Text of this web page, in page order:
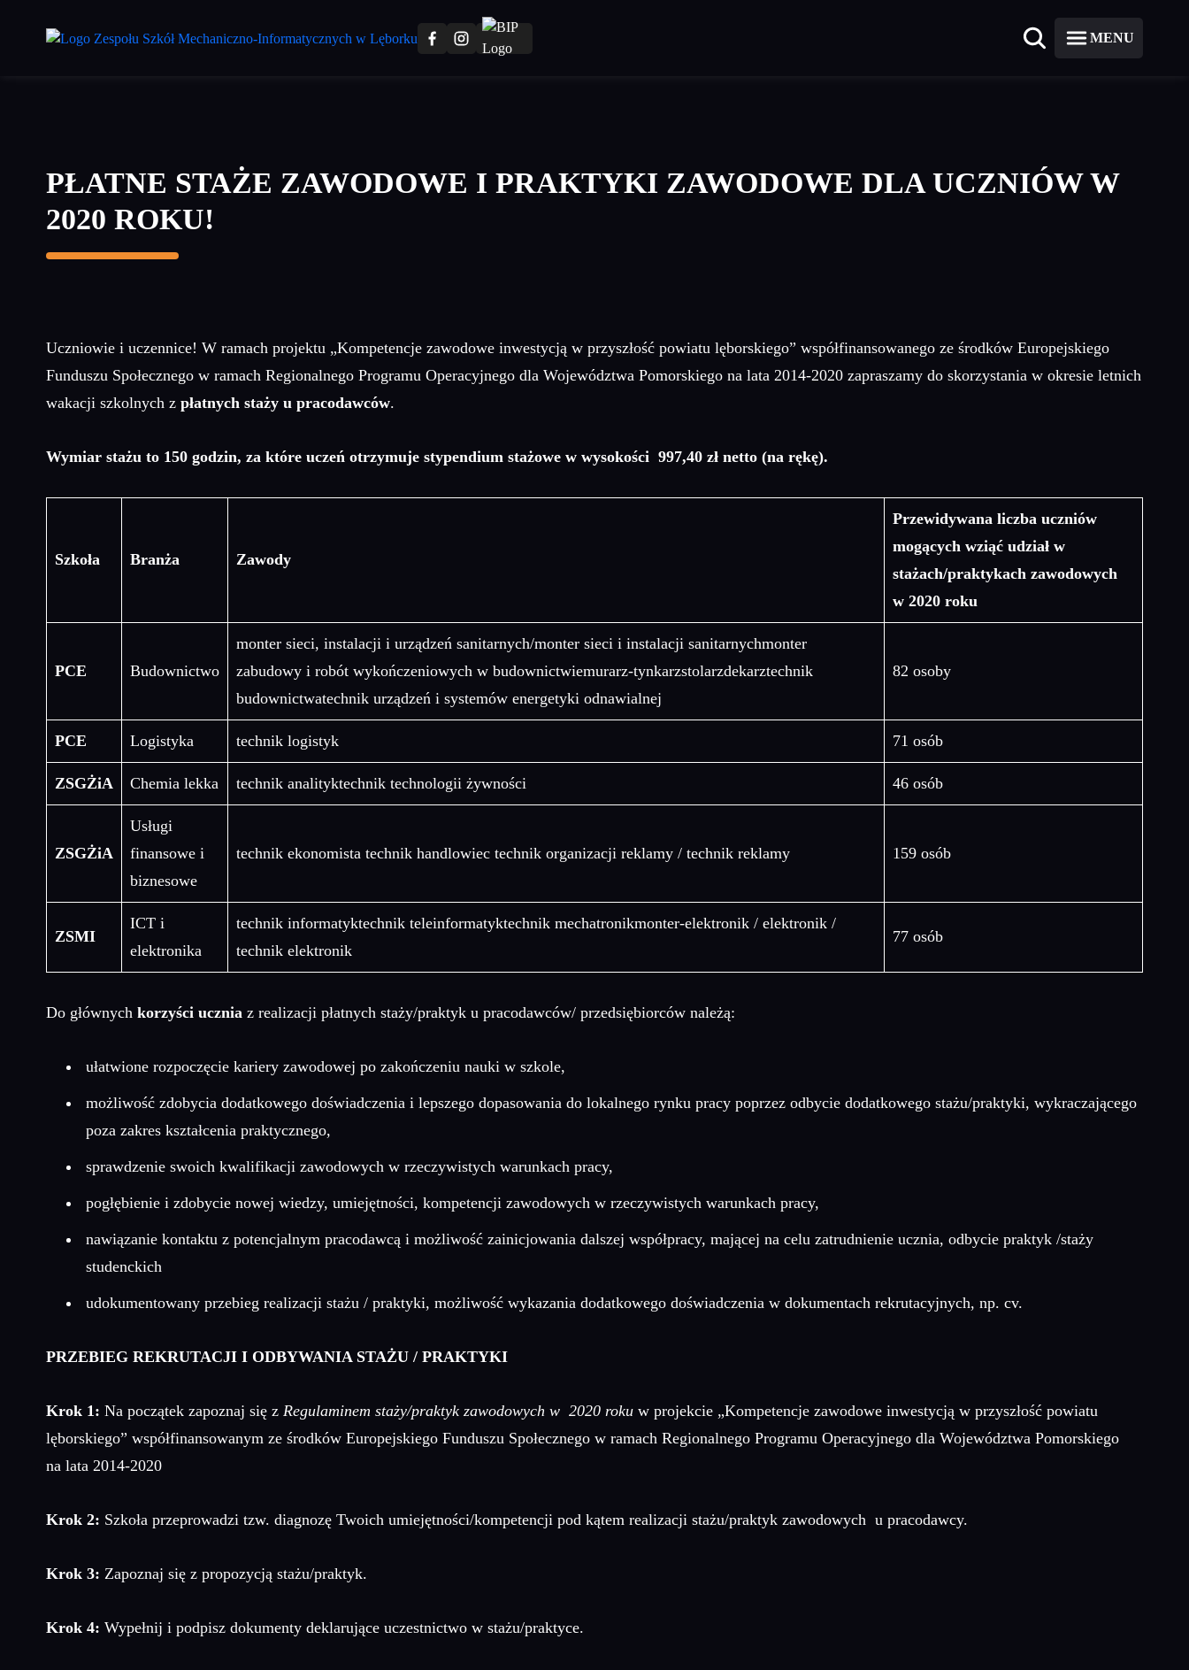
MENU
PŁATNE STAŻE ZAWODOWE I PRAKTYKI ZAWODOWE DLA UCZNIÓW W
2020 ROKU!
Uczniowie i uczennice! W ramach projektu „Kompetencje zawodowe inwestycją w przyszłość powiatu lęborskiego” współfinansowanego ze środków Europejskiego
Funduszu Społecznego w ramach Regionalnego Programu Operacyjnego dla Województwa Pomorskiego na lata 2014-2020 zapraszamy do skorzystania w okresie letnich
wakacji szkolnych z płatnych staży u pracodawców.
Wymiar stażu to 150 godzin, za które uczeń otrzymuje stypendium stażowe w wysokości 997,40 zł netto (na rękę).
Szkoła Branża Zawody
Przewidywana liczba uczniów
mogących wziąć udział w
stażach/praktykach zawodowych
w 2020 roku
PCE Budownictwo
monter sieci, instalacji i urządzeń sanitarnych/monter sieci i instalacji sanitarnychmonter
zabudowy i robót wykończeniowych w budownictwiemurarz-tynkarzstolarzdekarztechnik
budownictwatechnik urządzeń i systemów energetyki odnawialnej
82 osoby
PCE Logistyka technik logistyk 71 osób
ZSGŻiA Chemia lekka technik analityktechnik technologii żywności 46 osób
ZSGŻiA
Usługi
finansowe i
biznesowe
technik ekonomista technik handlowiec technik organizacji reklamy / technik reklamy 159 osób
ZSMI
ICT i
elektronika
technik informatyktechnik teleinformatyktechnik mechatronikmonter-elektronik / elektronik /
technik elektronik
77 osób
Do głównych korzyści ucznia z realizacji płatnych staży/praktyk u pracodawców/ przedsiębiorców należą:
ułatwione rozpoczęcie kariery zawodowej po zakończeniu nauki w szkole,
możliwość zdobycia dodatkowego doświadczenia i lepszego dopasowania do lokalnego rynku pracy poprzez odbycie dodatkowego stażu/praktyki, wykraczającego
poza zakres kształcenia praktycznego,
sprawdzenie swoich kwalifikacji zawodowych w rzeczywistych warunkach pracy,
pogłębienie i zdobycie nowej wiedzy, umiejętności, kompetencji zawodowych w rzeczywistych warunkach pracy,
nawiązanie kontaktu z potencjalnym pracodawcą i możliwość zainicjowania dalszej współpracy, mającej na celu zatrudnienie ucznia, odbycie praktyk /staży
studenckich
udokumentowany przebieg realizacji stażu / praktyki, możliwość wykazania dodatkowego doświadczenia w dokumentach rekrutacyjnych, np. cv.
PRZEBIEG REKRUTACJI I ODBYWANIA STAŻU / PRAKTYKI
Krok 1: Na początek zapoznaj się z Regulaminem staży/praktyk zawodowych w 2020 roku w projekcie „Kompetencje zawodowe inwestycją w przyszłość powiatu
lęborskiego” współfinansowanym ze środków Europejskiego Funduszu Społecznego w ramach Regionalnego Programu Operacyjnego dla Województwa Pomorskiego
na lata 2014-2020
Krok 2: Szkoła przeprowadzi tzw. diagnozę Twoich umiejętności/kompetencji pod kątem realizacji stażu/praktyk zawodowych u pracodawcy.
Krok 3: Zapoznaj się z propozycją stażu/praktyk.
Krok 4: Wypełnij i podpisz dokumenty deklarujące uczestnictwo w stażu/praktyce.